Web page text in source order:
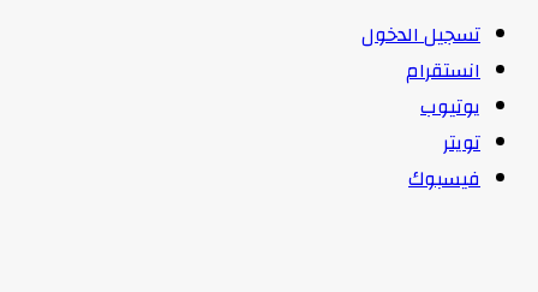
تسجيل الدخول
انستقرام
يوتيوب
تويتر
فيسبوك